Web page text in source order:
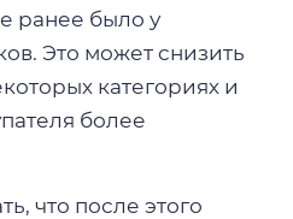
ранее было у
Это может снизить
категориях и
более
что после этого